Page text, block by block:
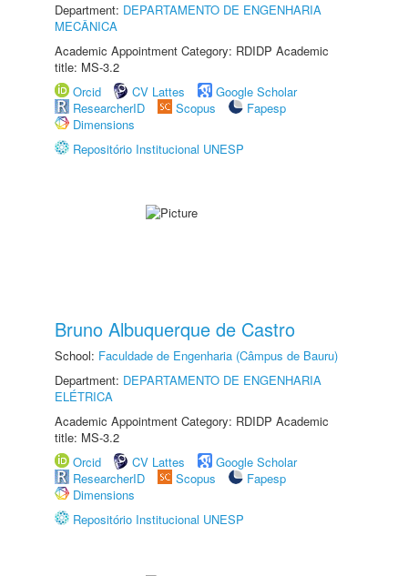
Department: DEPARTAMENTO DE ENGENHARIA
MECÂNICA
Academic Appointment Category: RDIDP Academic
title: MS-3.2
Orcid
CV Lattes
Google Scholar
ResearcherID
Scopus
Fapesp
Dimensions
Repositório Institucional UNESP
Bruno Albuquerque de Castro
School: Faculdade de Engenharia (Câmpus de Bauru)
Department: DEPARTAMENTO DE ENGENHARIA
ELÉTRICA
Academic Appointment Category: RDIDP Academic
title: MS-3.2
Orcid
CV Lattes
Google Scholar
ResearcherID
Scopus
Fapesp
Dimensions
Repositório Institucional UNESP